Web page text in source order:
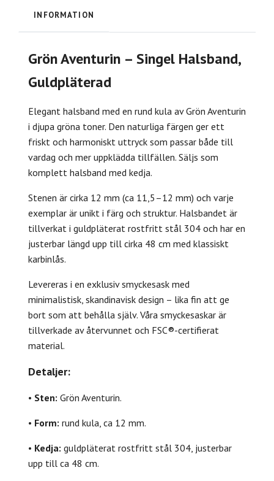
INFORMATION
Grön Aventurin – Singel Halsband,
Guldpläterad
Elegant halsband med en rund kula av Grön Aventurin
i djupa gröna toner. Den naturliga färgen ger ett
friskt och harmoniskt uttryck som passar både till
vardag och mer uppklädda tillfällen. Säljs som
komplett halsband med kedja.
Stenen är cirka 12 mm (ca 11,5–12 mm) och varje
exemplar är unikt i färg och struktur. Halsbandet är
tillverkat i guldpläterat rostfritt stål 304 och har en
justerbar längd upp till cirka 48 cm med klassiskt
karbinlås.
Levereras i en exklusiv smyckesask med
minimalistisk, skandinavisk design – lika fin att ge
bort som att behålla själv. Våra smyckesaskar är
tillverkade av återvunnet och FSC®-certifierat
material.
Detaljer:
• Sten: Grön Aventurin.
• Form: rund kula, ca 12 mm.
• Kedja: guldpläterat rostfritt stål 304, justerbar
upp till ca 48 cm.